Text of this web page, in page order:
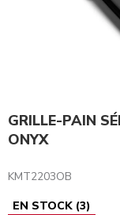
GRILLE-PAIN
ONYX
KMT2203OB
EN STOCK (3)